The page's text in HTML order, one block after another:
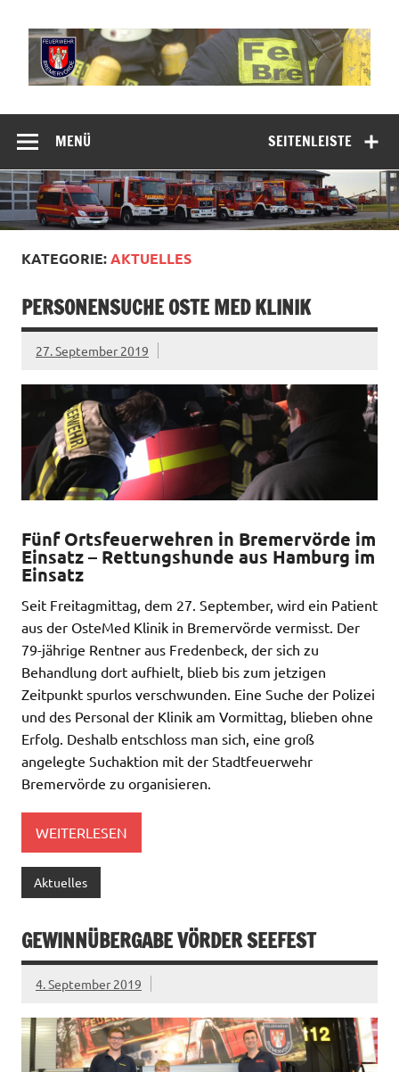
springen
Freiwillige
Feuerwehr
Bremervörde
SEITENLEISTE
MENÜ
KATEGORIE:AKTUELLES
PERSONENSUCHE OSTE MED KLINIK
27. September 2019
Fünf Ortsfeuerwehren in Bremervörde im
Einsatz – Rettungshunde aus Hamburg im
Einsatz
Seit Freitagmittag, dem 27. September, wird ein Patient
aus der OsteMed Klinik in Bremervörde vermisst. Der
79-jährige Rentner aus Fredenbeck, der sich zu
Behandlung dort aufhielt, blieb bis zum jetzigen
Zeitpunkt spurlos verschwunden. Eine Suche der Polizei
und des Personal der Klinik am Vormittag, blieben ohne
Erfolg. Deshalb entschloss man sich, eine groß
angelegte Suchaktion mit der Stadtfeuerwehr
Bremervörde zu organisieren.
WEITERLESEN
Aktuelles
GEWINNÜBERGABE VÖRDER SEEFEST
4. September 2019